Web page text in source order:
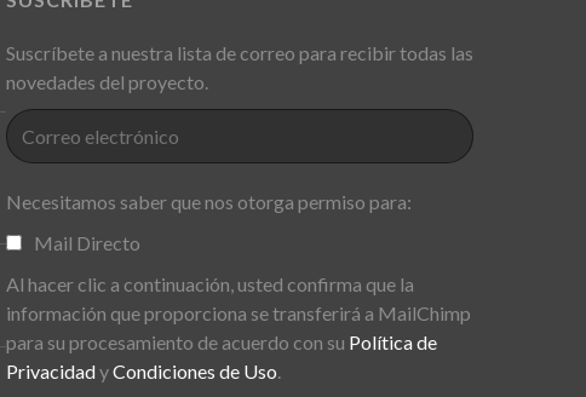
Suscríbete a nuestra lista de correo para recibir todas las
novedades del proyecto.
Necesitamos saber que nos otorga permiso para:
Mail Directo
Al hacer clic a continuación, usted confirma que la
información que proporciona se transferirá a MailChimp
para su procesamiento de acuerdo con su Política de
PrivacidadyCondiciones de Uso.